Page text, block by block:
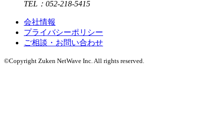
TEL：052-218-5415
会社情報
プライバシーポリシー
ご相談・お問い合わせ
©Copyright Zuken NetWave Inc. All rights reserved.